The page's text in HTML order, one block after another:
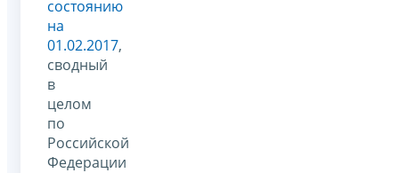
состоянию
на
01.02.2017,
сводный
в
целом
по
Российской
Федерации